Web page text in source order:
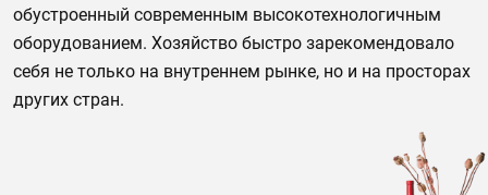
обустроенный современным высокотехнологичным
оборудованием. Хозяйство быстро зарекомендовало
себя не только на внутреннем рынке, но и на просторах
других стран.